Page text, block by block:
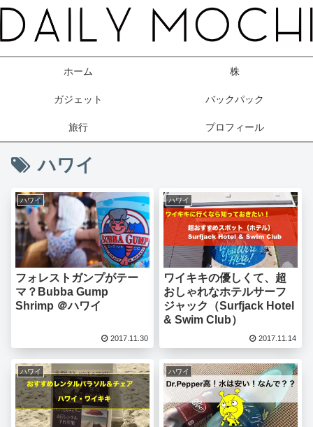
ホーム 株
ガジェット バックパック
旅行 プロフィール
ハワイ
ハワイ
フォレストガンプがテー
マ？Bubba Gump
Shrimp ＠ハワイ
2017.11.30
ハワイ
ワイキキの優しくて、超
おしゃれなホテルサーフ
ジャック（Surfjack Hotel
& Swim Club）
2017.11.14
ハワイ ハワイ